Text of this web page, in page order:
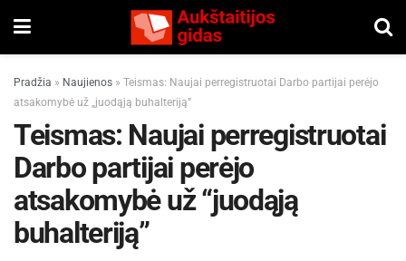
Pradžia » Naujienos » Teismas: Naujai perregistruotai Darbo partijai perėjo
atsakomybė už „juodąją buhalteriją”
Teismas: Naujai perregistruotai
Darbo partijai perėjo
atsakomybė už “juodąją
buhalteriją”